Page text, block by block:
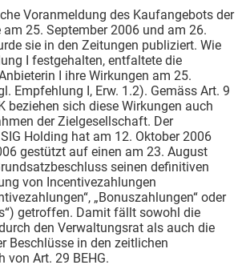
Voranmeldung des Kaufangebots der
25. September 2006 und am 26.
sie in den Zeitungen publiziert. Wie
I festgehalten, entfaltete die
I ihre Wirkungen am 25.
Empfehlung I, Erw. 1.2). Gemäss Art. 9
beziehen sich diese Wirkungen auch
der Zielgesellschaft. Der
Holding hat am 12. Oktober 2006
gestützt auf einen am 23. August
seinen definitiven
von Incentivezahlungen
„Bonuszahlungen“ oder
getroffen. Damit fällt sowohl die
den Verwaltungsrat als auch die
Beschlüsse in den zeitlichen
von Art. 29 BEHG.